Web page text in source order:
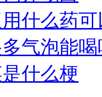
什么药
气泡能喝
什么梗